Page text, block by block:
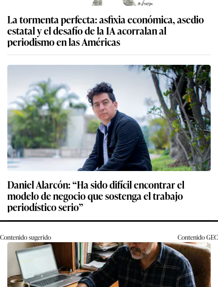
La tormenta perfecta: asfixia económica, asedio
estatal y el desafío de la IA acorralan al
periodismo en las Américas
Daniel Alarcón: “Ha sido difícil encontrar el
modelo de negocio que sostenga el trabajo
periodístico serio”
Contenido sugerido ContenidoGEC